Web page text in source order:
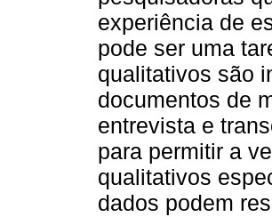
experiência de
pode ser uma
qualitativos são
documentos de
entrevista e
para permitir a
qualitativos
dados podem